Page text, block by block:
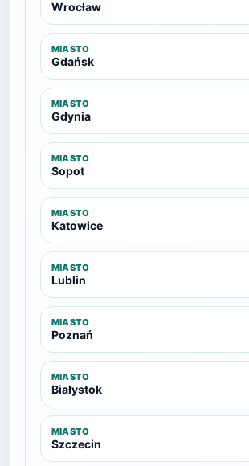
Wrocław
MIASTO
Gdańsk
MIASTO
Gdynia
MIASTO
Sopot
MIASTO
Katowice
MIASTO
Lublin
MIASTO
Poznań
MIASTO
Białystok
MIASTO
Szczecin